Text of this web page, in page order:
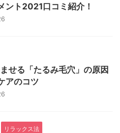
ント2021口コミ紹介！
せる「たるみ毛穴」の原因
アのコツ
リラックス法